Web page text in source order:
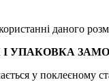
даного
УПАКОВКА
у поклеєному